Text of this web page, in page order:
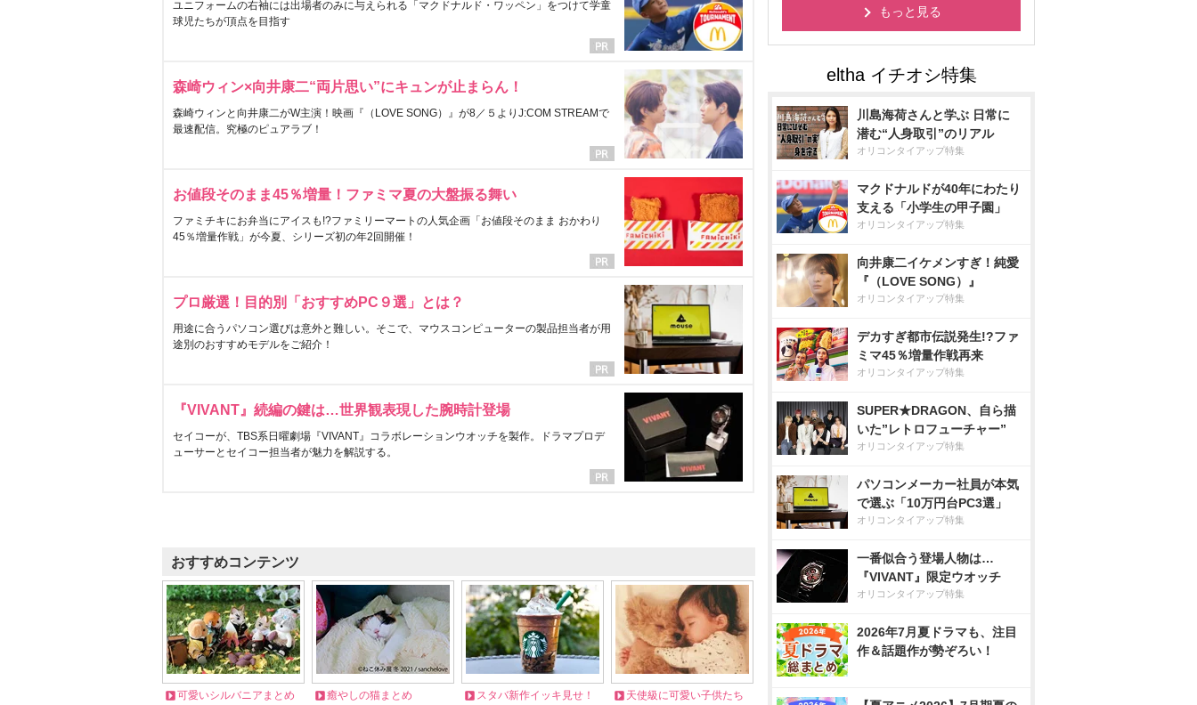
ユニフォームの右袖には出場者のみに与えられる「マクドナルド・ワッペン」をつけて学童
球児たちが頂点を目指す
森崎ウィン×向井康二“両片思い”にキュンが止まらん！
森崎ウィンと向井康二がW主演！映画『（LOVE SONG）』が8／５よりJ:COM STREAMで
最速配信。究極のピュアラブ！
お値段そのまま45％増量！ファミマ夏の大盤振る舞い
ファミチキにお弁当にアイスも!?ファミリーマートの人気企画「お値段そのまま おかわり
45％増量作戦」が今夏、シリーズ初の年2回開催！
プロ厳選！目的別「おすすめPC９選」とは？
用途に合うパソコン選びは意外と難しい。そこで、マウスコンピューターの製品担当者が用
途別のおすすめモデルをご紹介！
『VIVANT』続編の鍵は…世界観表現した腕時計登場
セイコーが、TBS系日曜劇場『VIVANT』コラボレーションウオッチを製作。ドラマプロデ
ューサーとセイコー担当者が魅力を解説する。
おすすめコンテンツ
可愛いシルバニアまとめ 癒やしの猫まとめ スタバ新作イッキ見せ！ 天使級に可愛い子供たち
もっと見る
川島海荷さんと学ぶ 日常に
潜む“人身取引”のリアル
オリコンタイアップ特集
マクドナルドが40年にわたり
支える「小学生の甲子園」
オリコンタイアップ特集
向井康二イケメンすぎ！純愛
『（LOVE SONG）』
オリコンタイアップ特集
デカすぎ都市伝説発生!?ファ
ミマ45％増量作戦再来
オリコンタイアップ特集
SUPER★DRAGON、自ら描
いた”レトロフューチャー”
オリコンタイアップ特集
パソコンメーカー社員が本気
で選ぶ「10万円台PC3選」
オリコンタイアップ特集
一番似合う登場人物は…
『VIVANT』限定ウオッチ
オリコンタイアップ特集
2026年7月夏ドラマも、注目
作＆話題作が勢ぞろい！